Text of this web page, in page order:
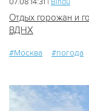
Отдых горожан и
ВДНХ
#Москва #погода